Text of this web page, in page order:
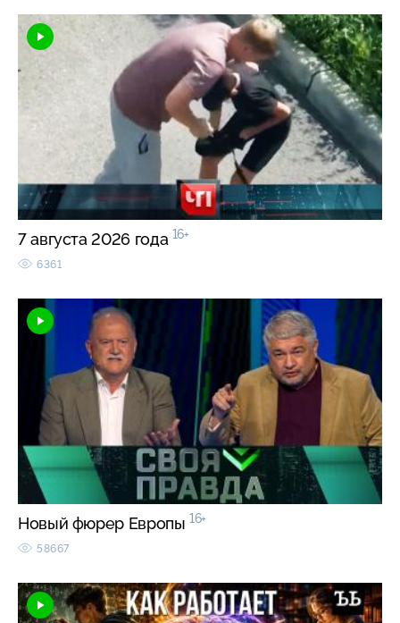
7 августа 2026 года 16+
6361
Новый фюрер Европы 16+
58667